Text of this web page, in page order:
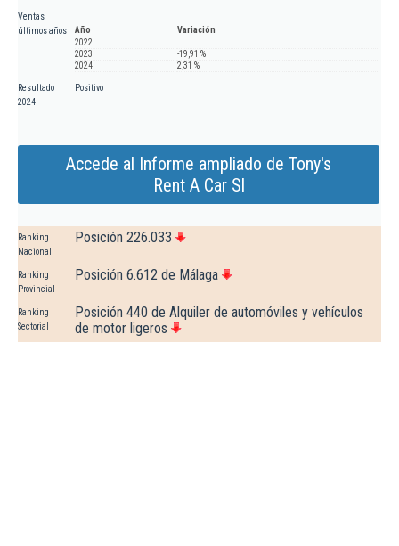
Ventas
últimos años
Año
Variación
2022
2023
-19,91 %
2024
2,31 %
Resultado
2024
Positivo
Accede al Informe ampliado de Tony's
Rent A Car Sl
Ranking
Nacional
Posición 226.033
Ranking
Provincial
Posición 6.612 de Málaga
Ranking
Sectorial
Posición 440 de Alquiler de automóviles y vehículos
de motor ligeros